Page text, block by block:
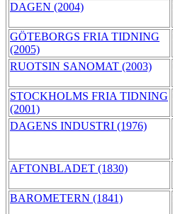
DAGEN (2004)
GÖTEBORGS FRIA TIDNING
(2005)
RUOTSIN SANOMAT (2003)
STOCKHOLMS FRIA TIDNING
(2001)
DAGENS INDUSTRI (1976)
AFTONBLADET (1830)
BAROMETERN (1841)